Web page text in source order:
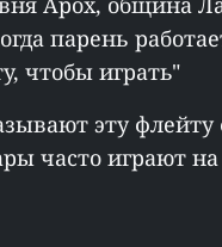
парень
чтобы играть"
эту
часто играют